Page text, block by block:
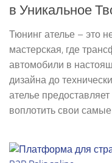
в Уникальное
Тюнинг ателье – это
мастерская, где
автомобили в
дизайна до
ателье
воплотить свои